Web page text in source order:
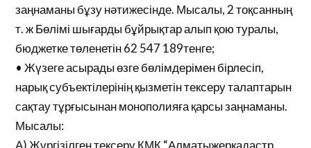
заңнаманы бұзу нәтижесінде. Мысалы, 2 тоқсанның
т. ж Бөлімі шығарды бұйрықтар алып қою туралы,
бюджетке төленетін 62 547 189тенге;
• Жүзеге асырады өзге бөлімдерімен бірлесіп,
нарық субъектілерінің қызметін тексеру талаптарын
сақтау тұрғысынан монополияға қарсы заңнаманы.
Мысалы:
А) Жүргізілген тексеру КМК “Алматыжеркадастр